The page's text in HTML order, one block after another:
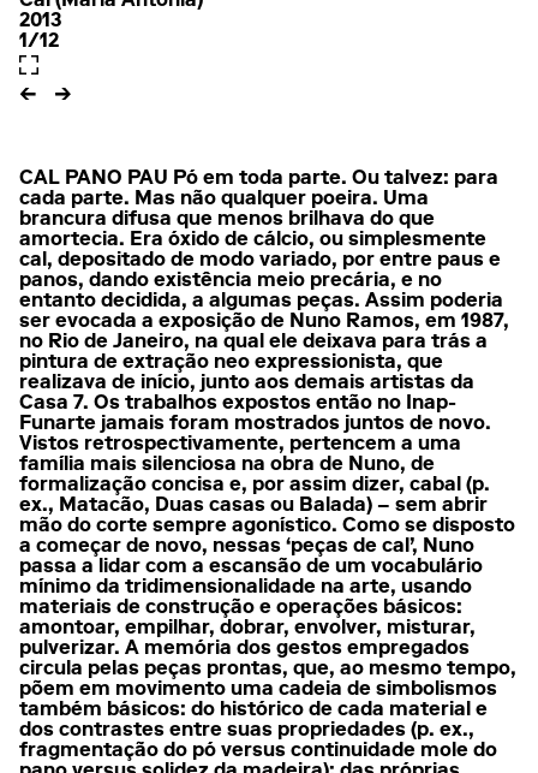
2013
1/12
CAL PANO PAU Pó em toda parte. Ou talvez: para
cada parte. Mas não qualquer poeira. Uma
brancura difusa que menos brilhava do que
amortecia. Era óxido de cálcio, ou simplesmente
cal, depositado de modo variado, por entre paus e
panos, dando existência meio precária, e no
entanto decidida, a algumas peças. Assim poderia
ser evocada a exposição de Nuno Ramos, em 1987,
no Rio de Janeiro, na qual ele deixava para trás a
pintura de extração neo expressionista, que
realizava de início, junto aos demais artistas da
Casa 7. Os trabalhos expostos então no Inap-
Funarte jamais foram mostrados juntos de novo.
Vistos retrospectivamente, pertencem a uma
família mais silenciosa na obra de Nuno, de
formalização concisa e, por assim dizer, cabal (p.
ex., Matacão, Duas casas ou Balada) – sem abrir
mão do corte sempre agonístico. Como se disposto
a começar de novo, nessas ‘peças de cal’, Nuno
passa a lidar com a escansão de um vocabulário
mínimo da tridimensionalidade na arte, usando
materiais de construção e operações básicos:
amontoar, empilhar, dobrar, envolver, misturar,
pulverizar. A memória dos gestos empregados
circula pelas peças prontas, que, ao mesmo tempo,
põem em movimento uma cadeia de simbolismos
também básicos: do histórico de cada material e
dos contrastes entre suas propriedades (p. ex.,
fragmentação do pó versus continuidade mole do